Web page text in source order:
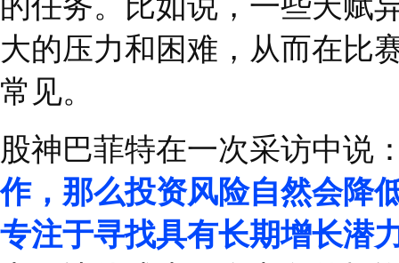
空间，下属习惯于等待
合51% 投票实验，一个
到决策中来，给予他们
倍增。
管理者不需要担心权力